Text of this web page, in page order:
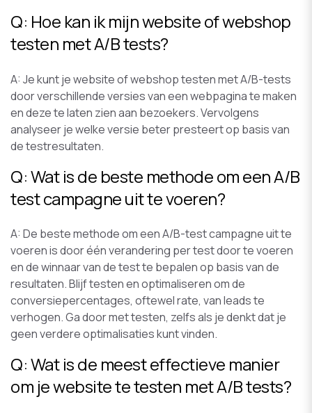
Q: Hoe kan ik mijn website of webshop
testen met A/B tests?
A: Je kunt je website of webshop testen met A/B-tests
door verschillende versies van een webpagina te maken
en deze te laten zien aan bezoekers. Vervolgens
analyseer je welke versie beter presteert op basis van
de testresultaten.
Q: Wat is de beste methode om een A/B
test campagne uit te voeren?
A: De beste methode om een A/B-test campagne uit te
voeren is door één verandering per test door te voeren
en de winnaar van de test te bepalen op basis van de
resultaten. Blijf testen en optimaliseren om de
conversiepercentages, oftewel rate, van leads te
verhogen. Ga door met testen, zelfs als je denkt dat je
geen verdere optimalisaties kunt vinden.
Q: Wat is de meest effectieve manier
om je website te testen met A/B tests?